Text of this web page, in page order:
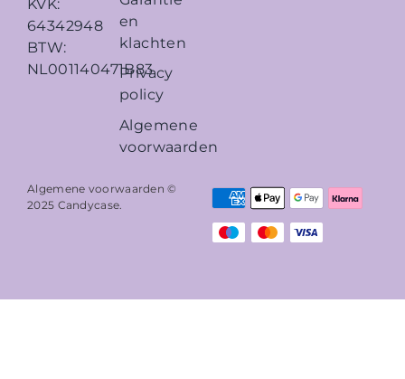
KVK:
64342948
BTW:
NL001140471B83
en
klachten
Privacy
policy
Algemene
voorwaarden
Algemene voorwaarden ©
2025 Candycase